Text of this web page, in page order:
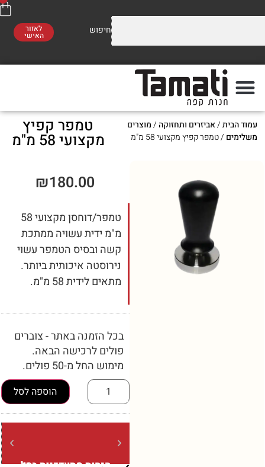
לראות! ברכישה מעל 300 ₪
/אביזרים ותחזוקה/מוצרים
/ טמפר קפיץ מקצועי 58 מ"מ
טמפר קפיץ
מקצועי 58 מ"מ
₪180.00
טמפר/דוחסן מקצועי 58
מ"מ ידית עשויה ממתכת
קשה ובסיס הטמפר עשוי
נירוסטה איכותית ביותר.
מתאים לידית 58 מ"מ.
בכל הזמנה באתר - צוברים
פולים לרכישה הבאה.
מימוש החל מ-50 פולים.
הוספה לסל